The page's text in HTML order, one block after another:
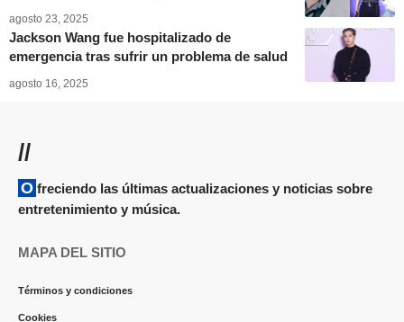
agosto 23, 2025
Jackson Wang fue hospitalizado de
emergencia tras sufrir un problema de salud
agosto 16, 2025
//
Ofreciendo las últimas actualizaciones y noticias sobre
entretenimiento y música.
MAPA DEL SITIO
Términos y condiciones
Cookies